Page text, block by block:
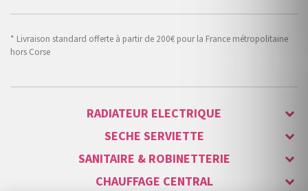
* Livraison standard offerte à partir de 200€ pour la France métropolitaine
hors Corse
RADIATEUR ELECTRIQUE
SECHE SERVIETTE
SANITAIRE & ROBINETTERIE
CHAUFFAGE CENTRAL